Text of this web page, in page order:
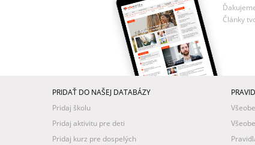
Články
PRIDAŤ DO NAŠEJ DATABÁZY
Pridaj školu
Pridaj aktivitu pre deti
Pridaj kurz pre dospelých